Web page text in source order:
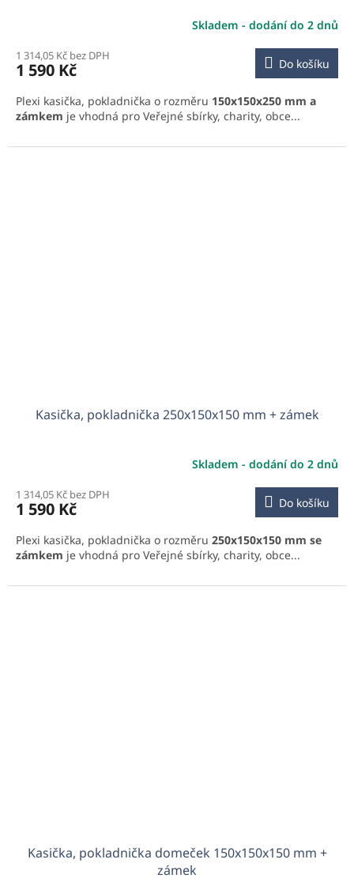
Skladem - dodání do 2 dnů
1 314,05 Kč bez DPH
1 590 Kč Do košíku
Plexi kasička, pokladnička o rozměru 150x150x250 mm a
zámkem je vhodná pro Veřejné sbírky, charity, obce...
Kasička, pokladnička 250x150x150 mm + zámek
Skladem - dodání do 2 dnů
1 314,05 Kč bez DPH
1 590 Kč Do košíku
Plexi kasička, pokladnička o rozměru 250x150x150 mm se
zámkem je vhodná pro Veřejné sbírky, charity, obce...
Kasička, pokladnička domeček 150x150x150 mm +
zámek